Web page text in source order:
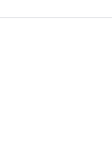
ยม, มินิบาร์, โต๊ะทำงา